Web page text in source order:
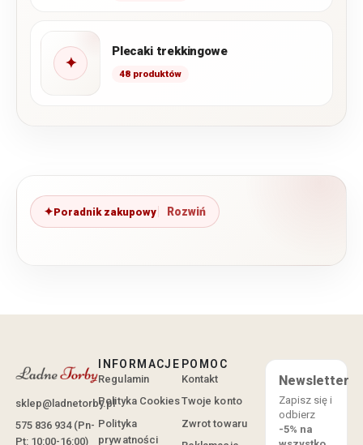
✦
Plecaki trekkingowe
48 produktów
Poradnik zakupowy
sklep@ladnetorby.pl
575 836 934 (Pn-
Pt: 10:00-16:00)
INFORMACJE
Regulamin
Polityka Cookies
Polityka
prywatności
POMOC
Kontakt
Twoje konto
Zwrot towaru
Newsletter
Zapisz się i
odbierz
-5% na